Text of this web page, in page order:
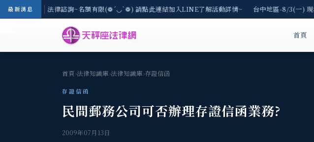
最新消息
) 現場免費法律諮詢~名額有限(❁´◡`❁) 請點此連結加入LINE了解活動詳情~ 台中地區-8/3(一) 現
首頁
首頁›法律知識庫›法律知識庫›存證信函
存證信函
民間郵務公司可否辦理存證信函業務?
2009年07月13日